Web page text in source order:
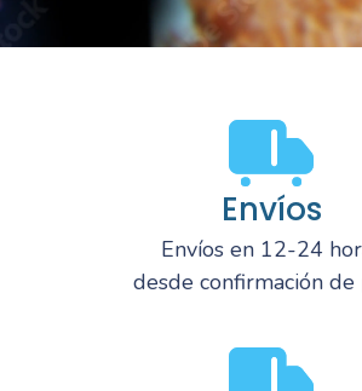
Envíos
Envíos en 12-24
desde confirmación de